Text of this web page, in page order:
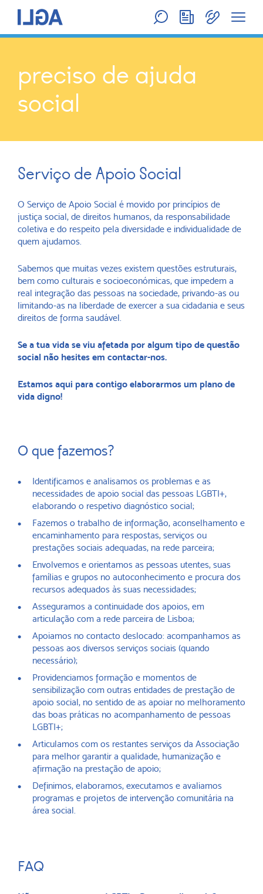
preciso de ajuda
social
Serviço de Apoio Social
O Serviço de Apoio Social é movido por princípios de
justiça social, de direitos humanos, da responsabilidade
coletiva e do respeito pela diversidade e individualidade de
quem ajudamos.
Sabemos que muitas vezes existem questões estruturais,
bem como culturais e socioeconómicas, que impedem a
real integração das pessoas na sociedade, privando-as ou
limitando-as na liberdade de exercer a sua cidadania e seus
direitos de forma saudável.
Se a tua vida se viu afetada por algum tipo de questão
social não hesites em contactar-nos.
Estamos aqui para contigo elaborarmos um plano de
vida digno!
O que fazemos?
Identificamos e analisamos os problemas e as
necessidades de apoio social das pessoas LGBTI+,
elaborando o respetivo diagnóstico social;
Fazemos o trabalho de informação, aconselhamento e
encaminhamento para respostas, serviços ou
prestações sociais adequadas, na rede parceira;
Envolvemos e orientamos as pessoas utentes, suas
famílias e grupos no autoconhecimento e procura dos
recursos adequados às suas necessidades;
Asseguramos a continuidade dos apoios, em
articulação com a rede parceira de Lisboa;
Apoiamos no contacto deslocado: acompanhamos as
pessoas aos diversos serviços sociais (quando
necessário);
Providenciamos formação e momentos de
sensibilização com outras entidades de prestação de
apoio social, no sentido de as apoiar no melhoramento
das boas práticas no acompanhamento de pessoas
LGBTI+;
Articulamos com os restantes serviços da Associação
para melhor garantir a qualidade, humanização e
afirmação na prestação de apoio;
Definimos, elaboramos, executamos e avaliamos
programas e projetos de intervenção comunitária na
área social.
FAQ